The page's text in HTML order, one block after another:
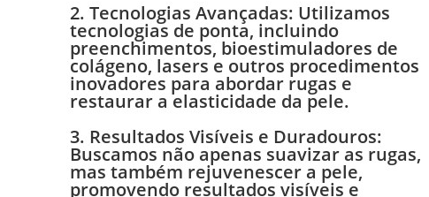
2. Tecnologias Avançadas: Utilizamos
tecnologias de ponta, incluindo
preenchimentos, bioestimuladores de
colágeno, lasers e outros procedimentos
inovadores para abordar rugas e
restaurar a elasticidade da pele.
3. Resultados Visíveis e Duradouros:
Buscamos não apenas suavizar as rugas,
mas também rejuvenescer a pele,
promovendo resultados visíveis e